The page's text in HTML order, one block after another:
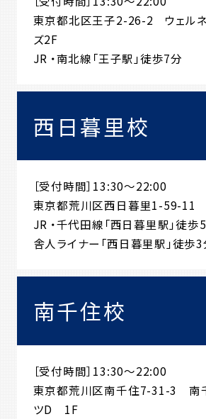
東京都北区王子2-26-2 ウェルネ
ズ2F
JR ・南北線「王子駅」徒歩7分
西日暮里校
［受付時間］13:30～22:00
東京都荒川区西日暮里1-59-11
JR ・千代田線「西日暮里駅」徒歩
舎人ライナー「西日暮里駅」徒歩3
南千住校
［受付時間］13:30～22:00
東京都荒川区南千住7-31-3 南
ツD 1F